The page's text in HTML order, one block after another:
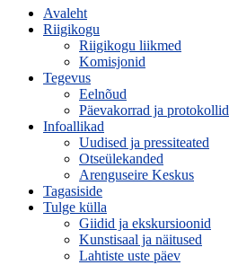
Avaleht
Riigikogu
Riigikogu liikmed
Komisjonid
Tegevus
Eelnõud
Päevakorrad ja protokollid
Infoallikad
Uudised ja pressiteated
Otseülekanded
Arenguseire Keskus
Tagasiside
Tulge külla
Giidid ja ekskursioonid
Kunstisaal ja näitused
Lahtiste uste päev